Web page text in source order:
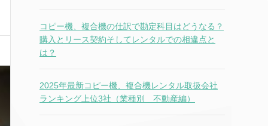
コピー機、複合機の仕訳で勘定科目はどうなる？
購入とリース契約そしてレンタルでの相違点と
は？
2025年最新コピー機、複合機レンタル取扱会社
ランキング上位3社（業種別 不動産編）